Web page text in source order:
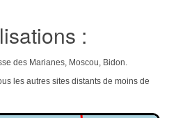
:
des Marianes, Moscou, Bidon.
les autres sites distants de moins de